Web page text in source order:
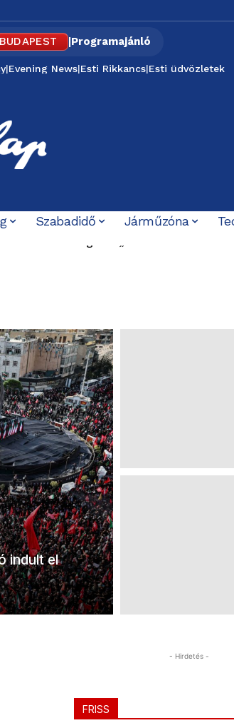
|Programajánló
|Evening News|Esti Rikkancs|Esti üdvözletek
Szabadidő Járműzóna
Ágnes: „nem akarok
indult el
- Hirdetés -
FRISS